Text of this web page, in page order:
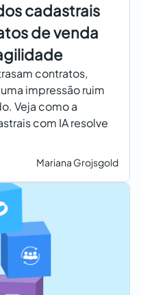
cadastrais
de venda
contratos,
impressão ruim
Veja como a
com IA resolve
Mariana Grojsgold